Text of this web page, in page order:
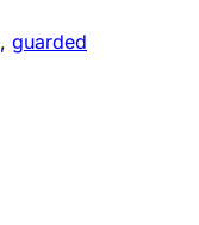
, guarded